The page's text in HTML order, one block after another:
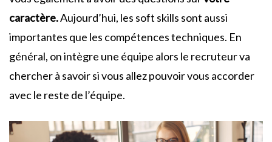
caractère.Aujourd’hui, les soft skills sont aussi
importantes que les compétences techniques. En
général, on intègre une équipe alors le recruteur va
chercher à savoir si vous allez pouvoir vous accorder
avec le reste de l’équipe.